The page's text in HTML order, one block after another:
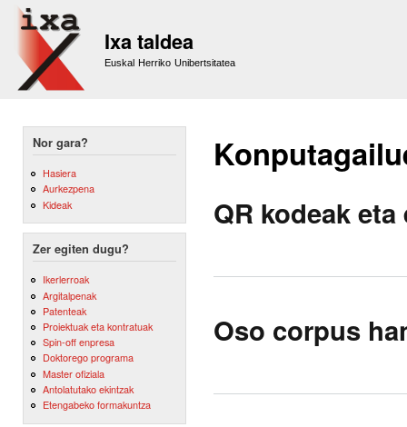
Ixa taldea
Euskal Herriko Unibertsitatea
Nor gara?
Hasiera
Aurkezpena
Kideak
Zer egiten dugu?
Ikerlerroak
Argitalpenak
Patenteak
Proiektuak eta kontratuak
Spin-off enpresa
Doktorego programa
Master ofiziala
Antolatutako ekintzak
Etengabeko formakuntza
QR kodeak
Oso corpus